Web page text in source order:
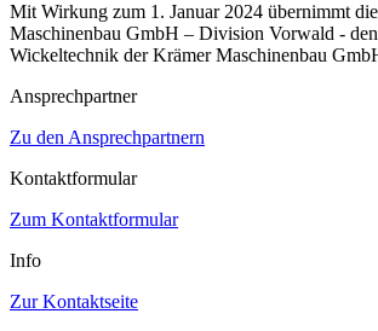
Mit Wirkung zum 1. Januar 2024 übernimmt
Maschinenbau GmbH – Division Vorwald -
Wickeltechnik der Krämer Maschinenbau
Ansprechpartner
Zu den Ansprechpartnern
Kontaktformular
Zum Kontaktformular
Info
Zur Kontaktseite